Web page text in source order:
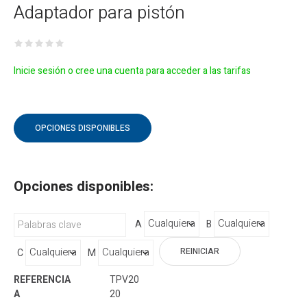
Adaptador para pistón
Inicie sesión o cree una cuenta para acceder a las tarifas
OPCIONES DISPONIBLES
Opciones disponibles:
A
B
C
M REINICIAR
TPV20
20